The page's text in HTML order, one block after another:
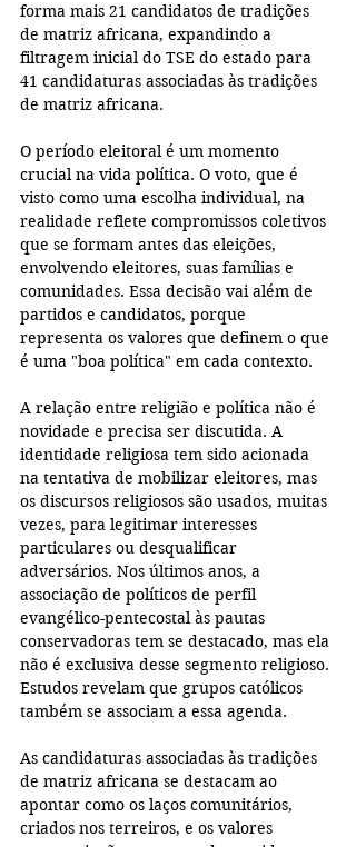
forma mais 21 candidatos de tradições
de matriz africana, expandindo a
filtragem inicial do TSE do estado para
41 candidaturas associadas às tradições
de matriz africana.
O período eleitoral é um momento
crucial na vida política. O voto, que é
visto como uma escolha individual, na
realidade reflete compromissos coletivos
que se formam antes das eleições,
envolvendo eleitores, suas famílias e
comunidades. Essa decisão vai além de
partidos e candidatos, porque
representa os valores que definem o que
é uma "boa política" em cada contexto.
A relação entre religião e política não é
novidade e precisa ser discutida. A
identidade religiosa tem sido acionada
na tentativa de mobilizar eleitores, mas
os discursos religiosos são usados, muitas
vezes, para legitimar interesses
particulares ou desqualificar
adversários. Nos últimos anos, a
associação de políticos de perfil
evangélico-pentecostal às pautas
conservadoras tem se destacado, mas ela
não é exclusiva desse segmento religioso.
Estudos revelam que grupos católicos
também se associam a essa agenda.
As candidaturas associadas às tradições
de matriz africana se destacam ao
apontar como os laços comunitários,
criados nos terreiros, e os valores